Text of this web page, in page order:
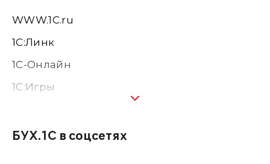
WWW.1С.ru
1С:Линк
1С-Онлайн
1C:Игры
1С:Консалтинг
БУХ.1С в соцсетях